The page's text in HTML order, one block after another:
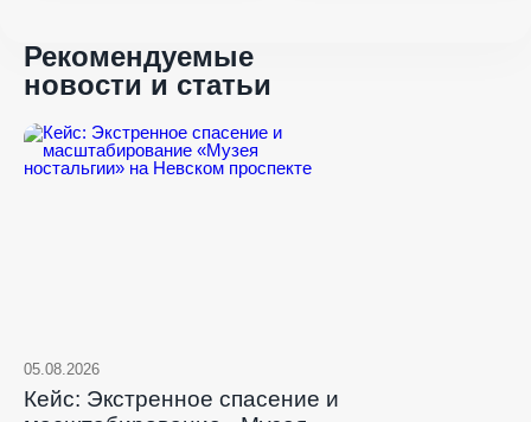
Рекомендуемые
новости и статьи
05.08.2026
Кейс: Экстренное спасение и